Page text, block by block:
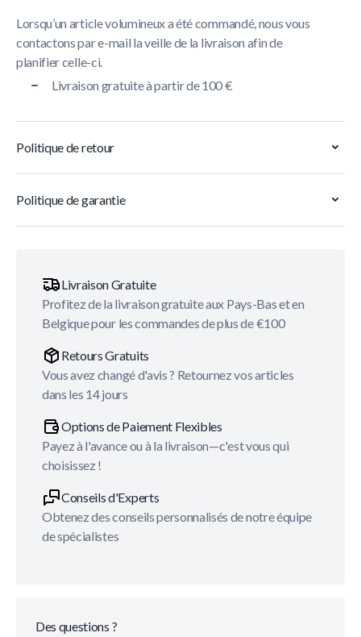
Lorsqu’un article volumineux a été commandé, nous vous
contactons par e-mail la veille de la livraison afin de
planifier celle-ci.
Livraison gratuite à partir de 100 €
Politique de retour
Politique de garantie
Livraison Gratuite
Profitez de la livraison gratuite aux Pays-Bas et en
Belgique pour les commandes de plus de €100
Retours Gratuits
Vous avez changé d'avis ? Retournez vos articles
dans les 14 jours
Options de Paiement Flexibles
Payez à l'avance ou à la livraison—c'est vous qui
choisissez !
Conseils d'Experts
Obtenez des conseils personnalisés de notre équipe
de spécialistes
Des questions ?